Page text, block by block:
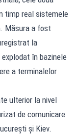
timp real sistemele
Măsura a fost
la
în bazinele
a terminalelor
ulterior la nivel
de comunicare
și Kiev.